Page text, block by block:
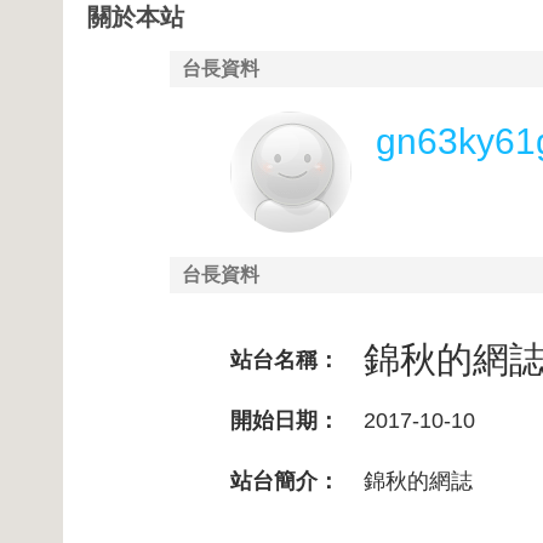
關於本站
台長資料
台長資料
站台名稱： 錦秋的網
開始日期： 2017-10-10
站台簡介： 錦秋的網誌